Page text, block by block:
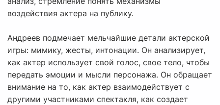
воздействия актера на публику.
Андреев подмечает мельчайшие детали актерской
игры: мимику, жесты, интонации. Он анализирует,
как актер использует свой голос, свое тело, чтобы
передать эмоции и мысли персонажа. Он обращает
внимание на то, как актер взаимодействует с
другими участниками спектакля, как создает